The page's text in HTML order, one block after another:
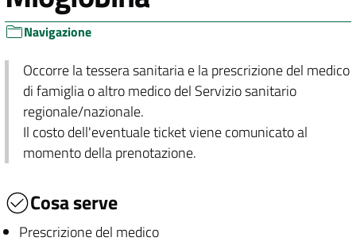
Navigazione
Occorre la tessera sanitaria e la prescrizione del medico
di famiglia o altro medico del Servizio sanitario
regionale/nazionale.
Il costo dell'eventuale ticket viene comunicato al
momento della prenotazione.
Cosa serve
Prescrizione del medico